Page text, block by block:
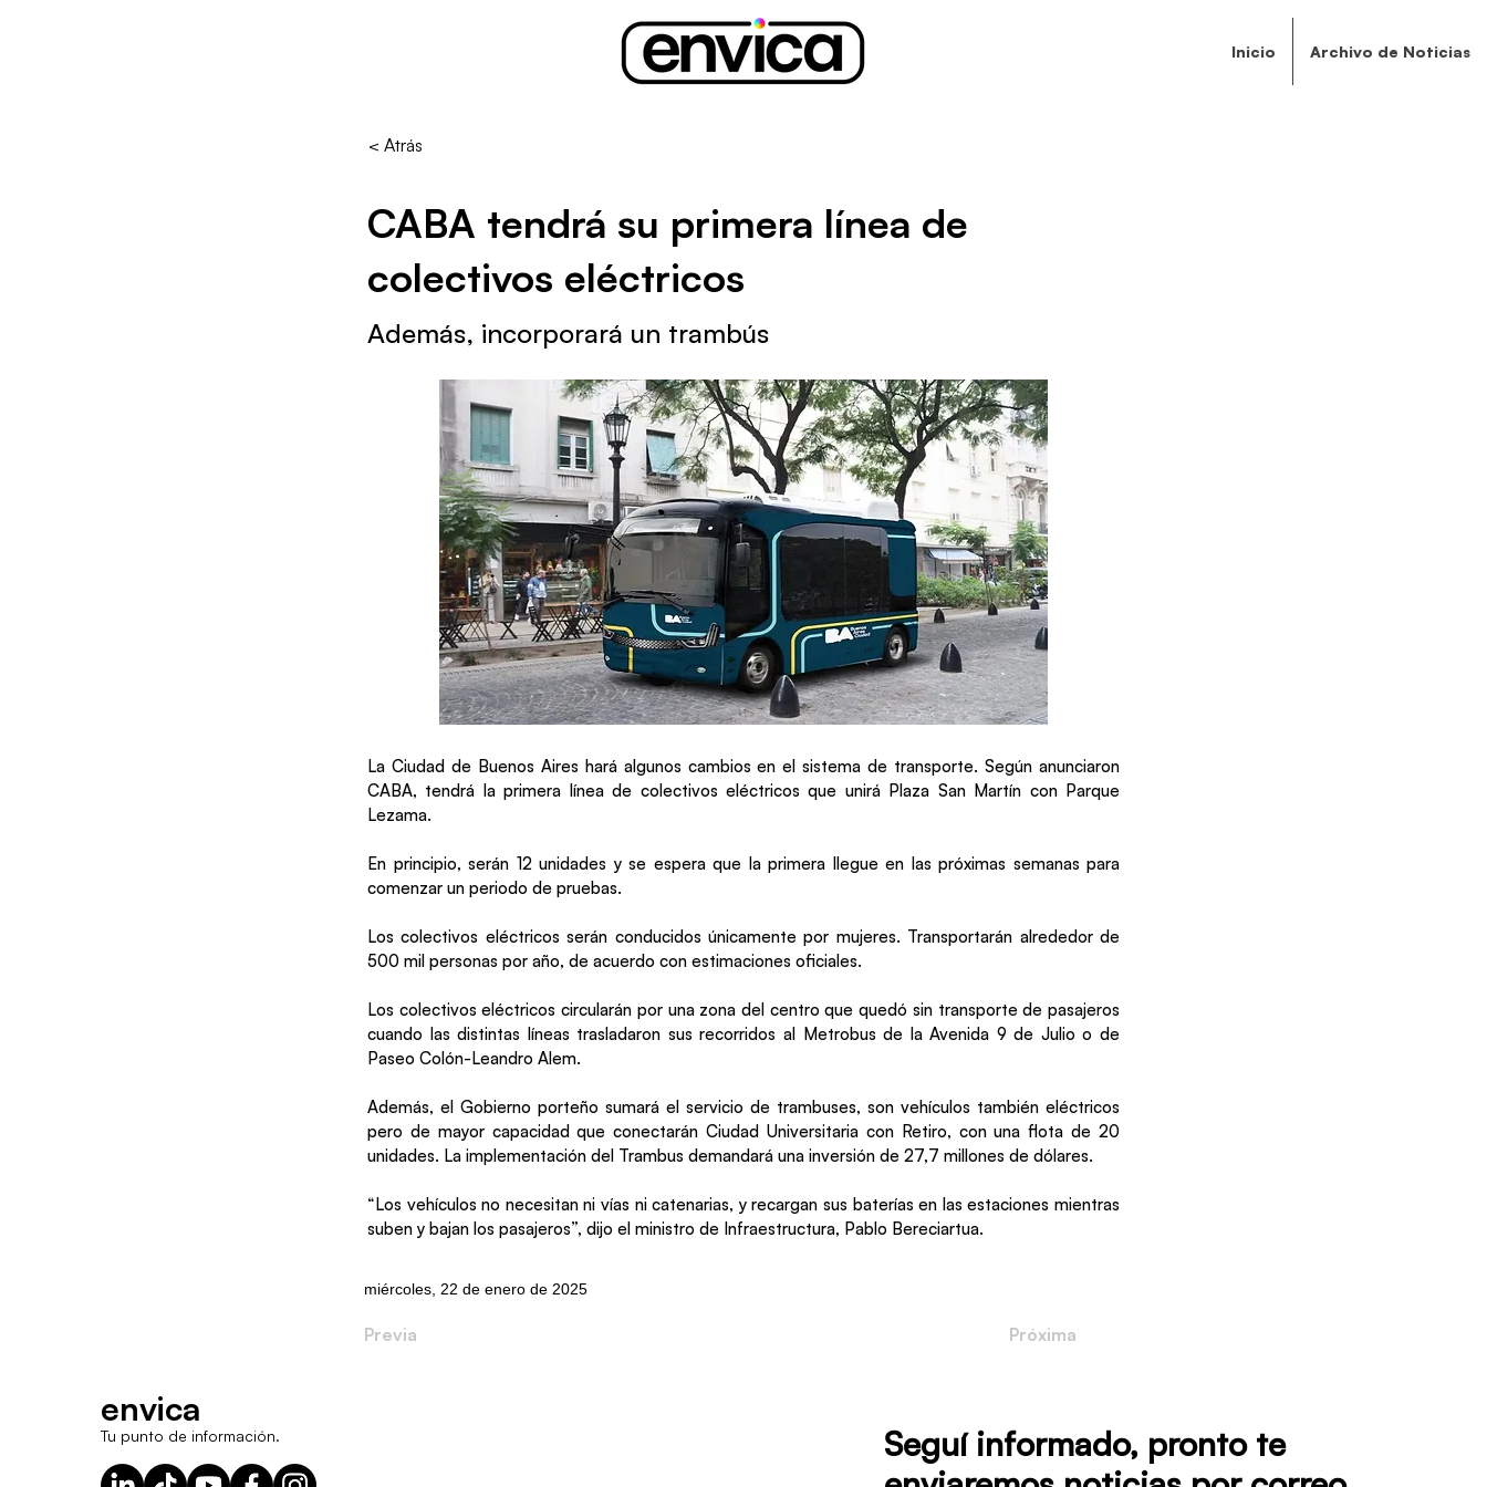
Inicio Archivo de Noticias
< Atrás
CABA tendrá su primera línea de
colectivos eléctricos
Además, incorporará un trambús
La Ciudad de Buenos Aires hará algunos cambios en el sistema de transporte. Según anunciaron
CABA, tendrá la primera línea de colectivos eléctricos que unirá Plaza San Martín con Parque
Lezama.
En principio, serán 12 unidades y se espera que la primera llegue en las próximas semanas para
comenzar un periodo de pruebas.
Los colectivos eléctricos serán conducidos únicamente por mujeres. Transportarán alrededor de
500 mil personas por año, de acuerdo con estimaciones oficiales.
Los colectivos eléctricos circularán por una zona del centro que quedó sin transporte de pasajeros
cuando las distintas líneas trasladaron sus recorridos al Metrobus de la Avenida 9 de Julio o de
Paseo Colón-Leandro Alem.
Además, el Gobierno porteño sumará el servicio de trambuses, son vehículos también eléctricos
pero de mayor capacidad que conectarán Ciudad Universitaria con Retiro, con una flota de 20
unidades. La implementación del Trambus demandará una inversión de 27,7 millones de dólares.
“Los vehículos no necesitan ni vías ni catenarias, y recargan sus baterías en las estaciones mientras
suben y bajan los pasajeros”, dijo el ministro de Infraestructura, Pablo Bereciartua.
miércoles, 22 de enero de 2025
Previa Próxima
envica
Tu punto de información.
Seguí informado, pronto te